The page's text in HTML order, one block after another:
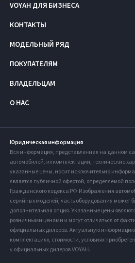
VOYAH ДЛЯ БИЗНЕСА
КОНТАКТЫ
МОДЕЛЬНЫЙ РЯД
ПОКУПАТЕЛЯМ
ВЛАДЕЛЬЦАМ
О НАС
Юридическая информация
Вся информация, представленная на данном
автомобилей, их комплектации, технические
указанные цены, носит исключительно
является публичной офертой, определяемой
Гражданского кодекса РФ. Изображения
серийных моделей, часть оборудования может
дополнительная опция. Указанные цены
розничными ценами и могут отличаться от
официальных дилеров. Актуальную
комплектациях, стоимости, условиях
у официальных дилеров VOYAH.